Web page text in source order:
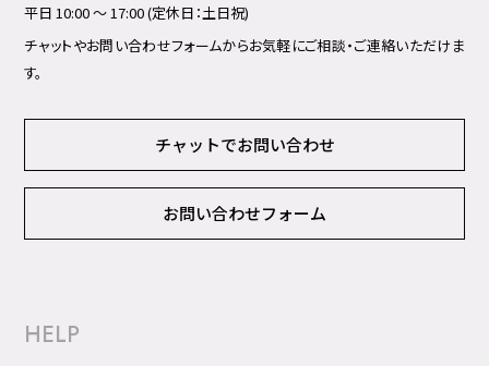
平日 10:00 ～ 17:00 (定休日：土日祝)
チャットやお問い合わせフォームからお気軽にご相談・ご連絡いただけま
す。
チャットでお問い合わせ
お問い合わせフォーム
HELP